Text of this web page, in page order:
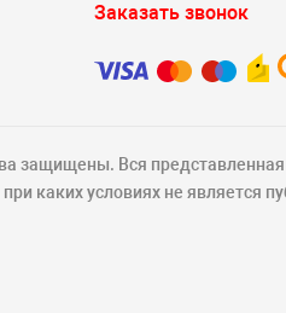
Заказать звонок
защищены. Вся
каких условиях не является